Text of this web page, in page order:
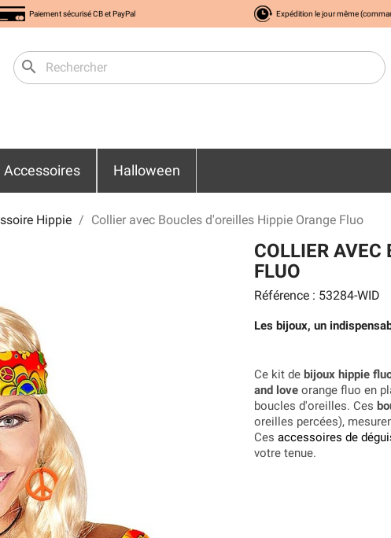
Paiement sécurisé CB et PayPal Expédition le jour même
search
Accessoires Halloween
Hippie Collier avec Boucles d'oreilles Hippie Orange Fluo
COLLIER AVEC
FLUO
Référence : 53284-WID
Les bijoux, un
Ce kit de bijoux hippie
and love orange fluo en
boucles d'oreilles. Ces
oreilles percées),
Ces accessoires de
votre tenue.